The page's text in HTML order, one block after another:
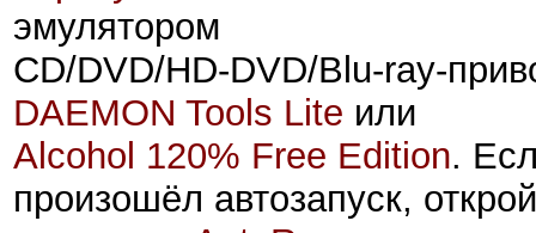
эмулятором
CD/DVD/HD-DVD/Blu-ray-
DAEMON Tools Lite или
Alcohol 120% Free Edition.
произошёл автозапуск,